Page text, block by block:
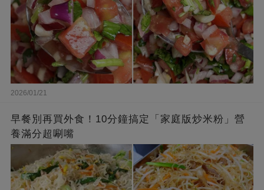
2026/01/21
早餐別再買外食！10分鐘搞定「家庭版炒米粉」營
養滿分超唰嘴